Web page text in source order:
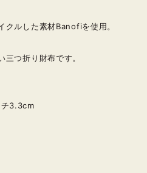
クルした素材Banofiを使用。
三つ折り財布です。
3.3cm